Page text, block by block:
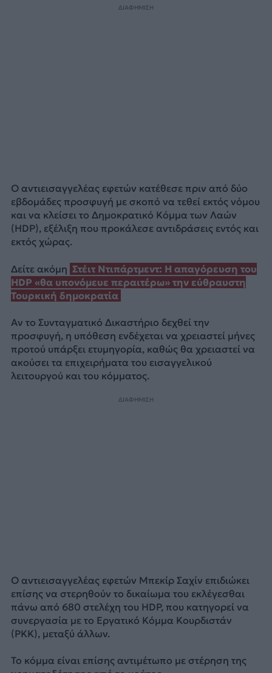
ΔΙΑΦΗΜΙΣΗ
Ο αντιεισαγγελέας εφετών κατέθεσε πριν από δύο
εβδομάδες προσφυγή με σκοπό να τεθεί εκτός νόμου
και να κλείσει το Δημοκρατικό Κόμμα των Λαών
(HDP), εξέλιξη που προκάλεσε αντιδράσεις εντός και
εκτός χώρας.
Δείτε ακόμη Στέιτ Ντιπάρτμεντ: Η απαγόρευση του
HDP «θα υπονόμευε περαιτέρω» την εύθραυστη
Τουρκική δημοκρατία
Αν το Συνταγματικό Δικαστήριο δεχθεί την
προσφυγή, η υπόθεση ενδέχεται να χρειαστεί μήνες
προτού υπάρξει ετυμηγορία, καθώς θα χρειαστεί να
ακούσει τα επιχειρήματα του εισαγγελικού
λειτουργού και του κόμματος.
ΔΙΑΦΗΜΙΣΗ
Ο αντιεισαγγελέας εφετών Μπεκίρ Σαχίν επιδιώκει
επίσης να στερηθούν το δικαίωμα του εκλέγεσθαι
πάνω από 680 στελέχη του HDP, που κατηγορεί να
συνεργασία με το Εργατικό Κόμμα Κουρδιστάν
(PKK), μεταξύ άλλων.
Το κόμμα είναι επίσης αντιμέτωπο με στέρηση της